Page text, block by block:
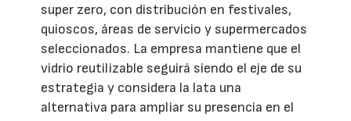
super zero, con distribución en festivales,
quioscos, áreas de servicio y supermercados
seleccionados. La empresa mantiene que el
vidrio reutilizable seguirá siendo el eje de su
estrategia y considera la lata una
alternativa para ampliar su presencia en el